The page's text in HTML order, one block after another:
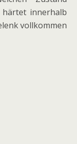
härtet innerhalb
vollkommen